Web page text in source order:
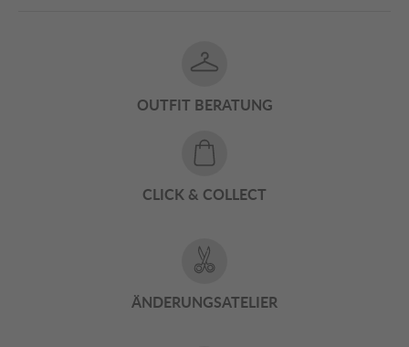
OUTFIT BERATUNG
CLICK & COLLECT
ÄNDERUNGSATELIER